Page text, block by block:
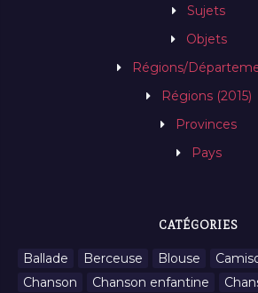
Sujets
Objets
Régions/
Régions (2015)
Provinces
Pays
CATÉGORIES
Ballade Berceuse Blouse
Chanson
Chanson enfantine